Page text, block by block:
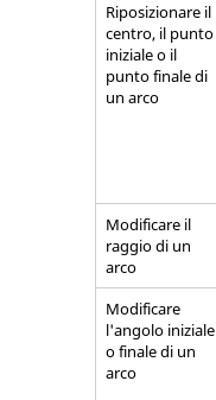
Riposizionare il
centro, il punto
iniziale o il
punto finale di
un arco
Modificare il
raggio di un
arco
Modificare
l'angolo iniziale
o finale di un
arco